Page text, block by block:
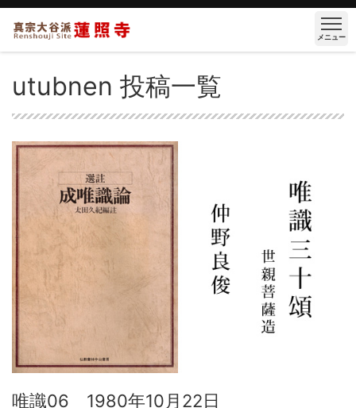
メニュー
utubnen 投稿一覧
唯識06 1980年10月22日